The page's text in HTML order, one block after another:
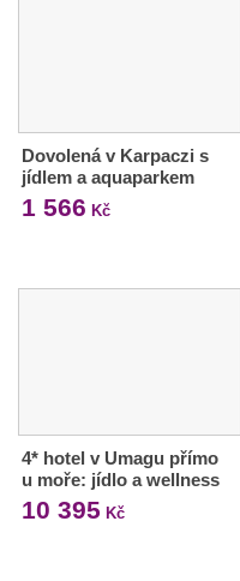
Dovolená v Karpaczi s
jídlem a aquaparkem
1 566 Kč
4* hotel v Umagu přímo
u moře: jídlo a wellness
10 395 Kč